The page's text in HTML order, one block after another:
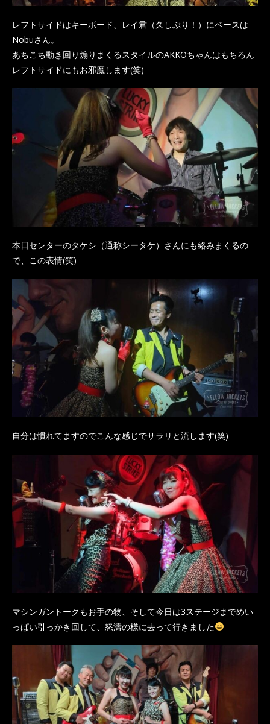
レフトサイドはキーボード、レイ君（久しぶり！）にベースは
Nobuさん。
あちこち動き回り煽りまくるスタイルのAKKOちゃんはもちろん
レフトサイドにもお邪魔します(笑)
本日センターのタケシ（通称シータケ）さんにも絡みまくるの
で、この表情(笑)
自分は慣れてますのでこんな感じでサラリと流します(笑)
マシンガントークもお手の物、そして今日は3ステージまでめい
っぱい引っかき回して、怒濤の様に去って行きました